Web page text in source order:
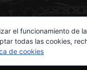
el funcionamiento de
todas las cookies,
de cookies